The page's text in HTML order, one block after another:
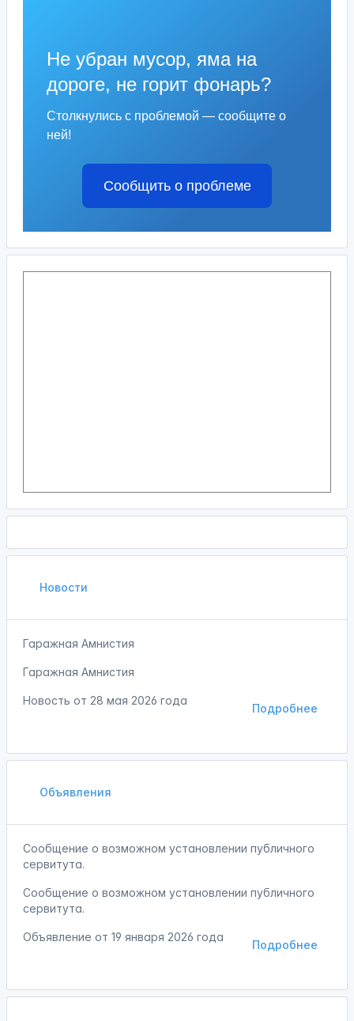
Не убран мусор, яма на
дороге, не горит фонарь?
Столкнулись с проблемой — сообщите о
ней!
Сообщить о проблеме
Новости
Гаражная Амнистия
Гаражная Амнистия
Подробнее
Новость от 28 мая 2026 года
Объявления
Сообщение о возможном установлении публичного
сервитута.
Сообщение о возможном установлении публичного
сервитута.
Подробнее
Объявление от 19 января 2026 года